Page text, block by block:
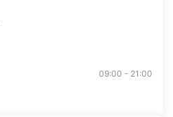
09:00 - 21:00